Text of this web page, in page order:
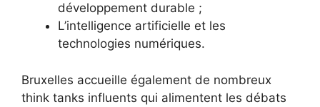
développement durable ;
L’intelligence artificielle et les
technologies numériques.
Bruxelles accueille également de nombreux
think tanks influents qui alimentent les débats